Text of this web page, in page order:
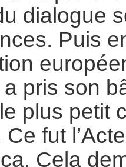
dialogue
Puis
pris son
plus petit
fut
Cela